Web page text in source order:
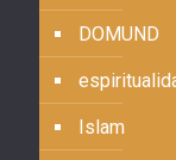
DOMUND
Islam